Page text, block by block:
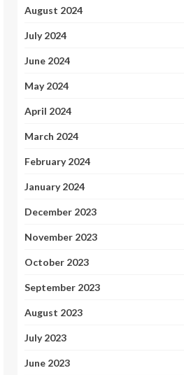
August 2024
July 2024
June 2024
May 2024
April 2024
March 2024
February 2024
January 2024
December 2023
November 2023
October 2023
September 2023
August 2023
July 2023
June 2023